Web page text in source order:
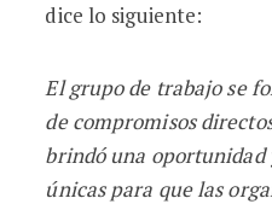
dice lo siguiente:
El grupo de trabajo se
de compromisos
brindó una oportunidad
únicas para que las